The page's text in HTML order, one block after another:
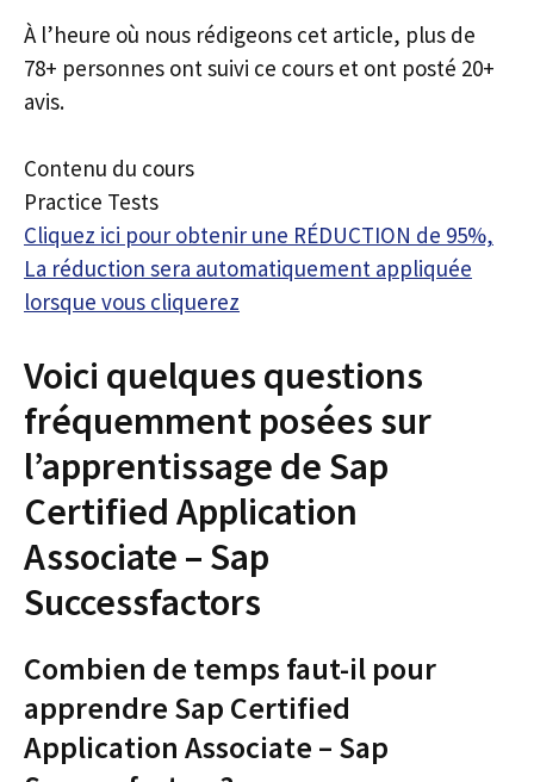
À l’heure où nous rédigeons cet article, plus de
78+ personnes ont suivi ce cours et ont posté 20+
avis.
Contenu du cours
Practice Tests
Cliquez ici pour obtenir une RÉDUCTION de 95%,
La réduction sera automatiquement appliquée
lorsque vous cliquerez
Voici quelques questions
fréquemment posées sur
l’apprentissage de Sap
Certified Application
Associate – Sap
Successfactors
Combien de temps faut-il pour
apprendre Sap Certified
Application Associate – Sap